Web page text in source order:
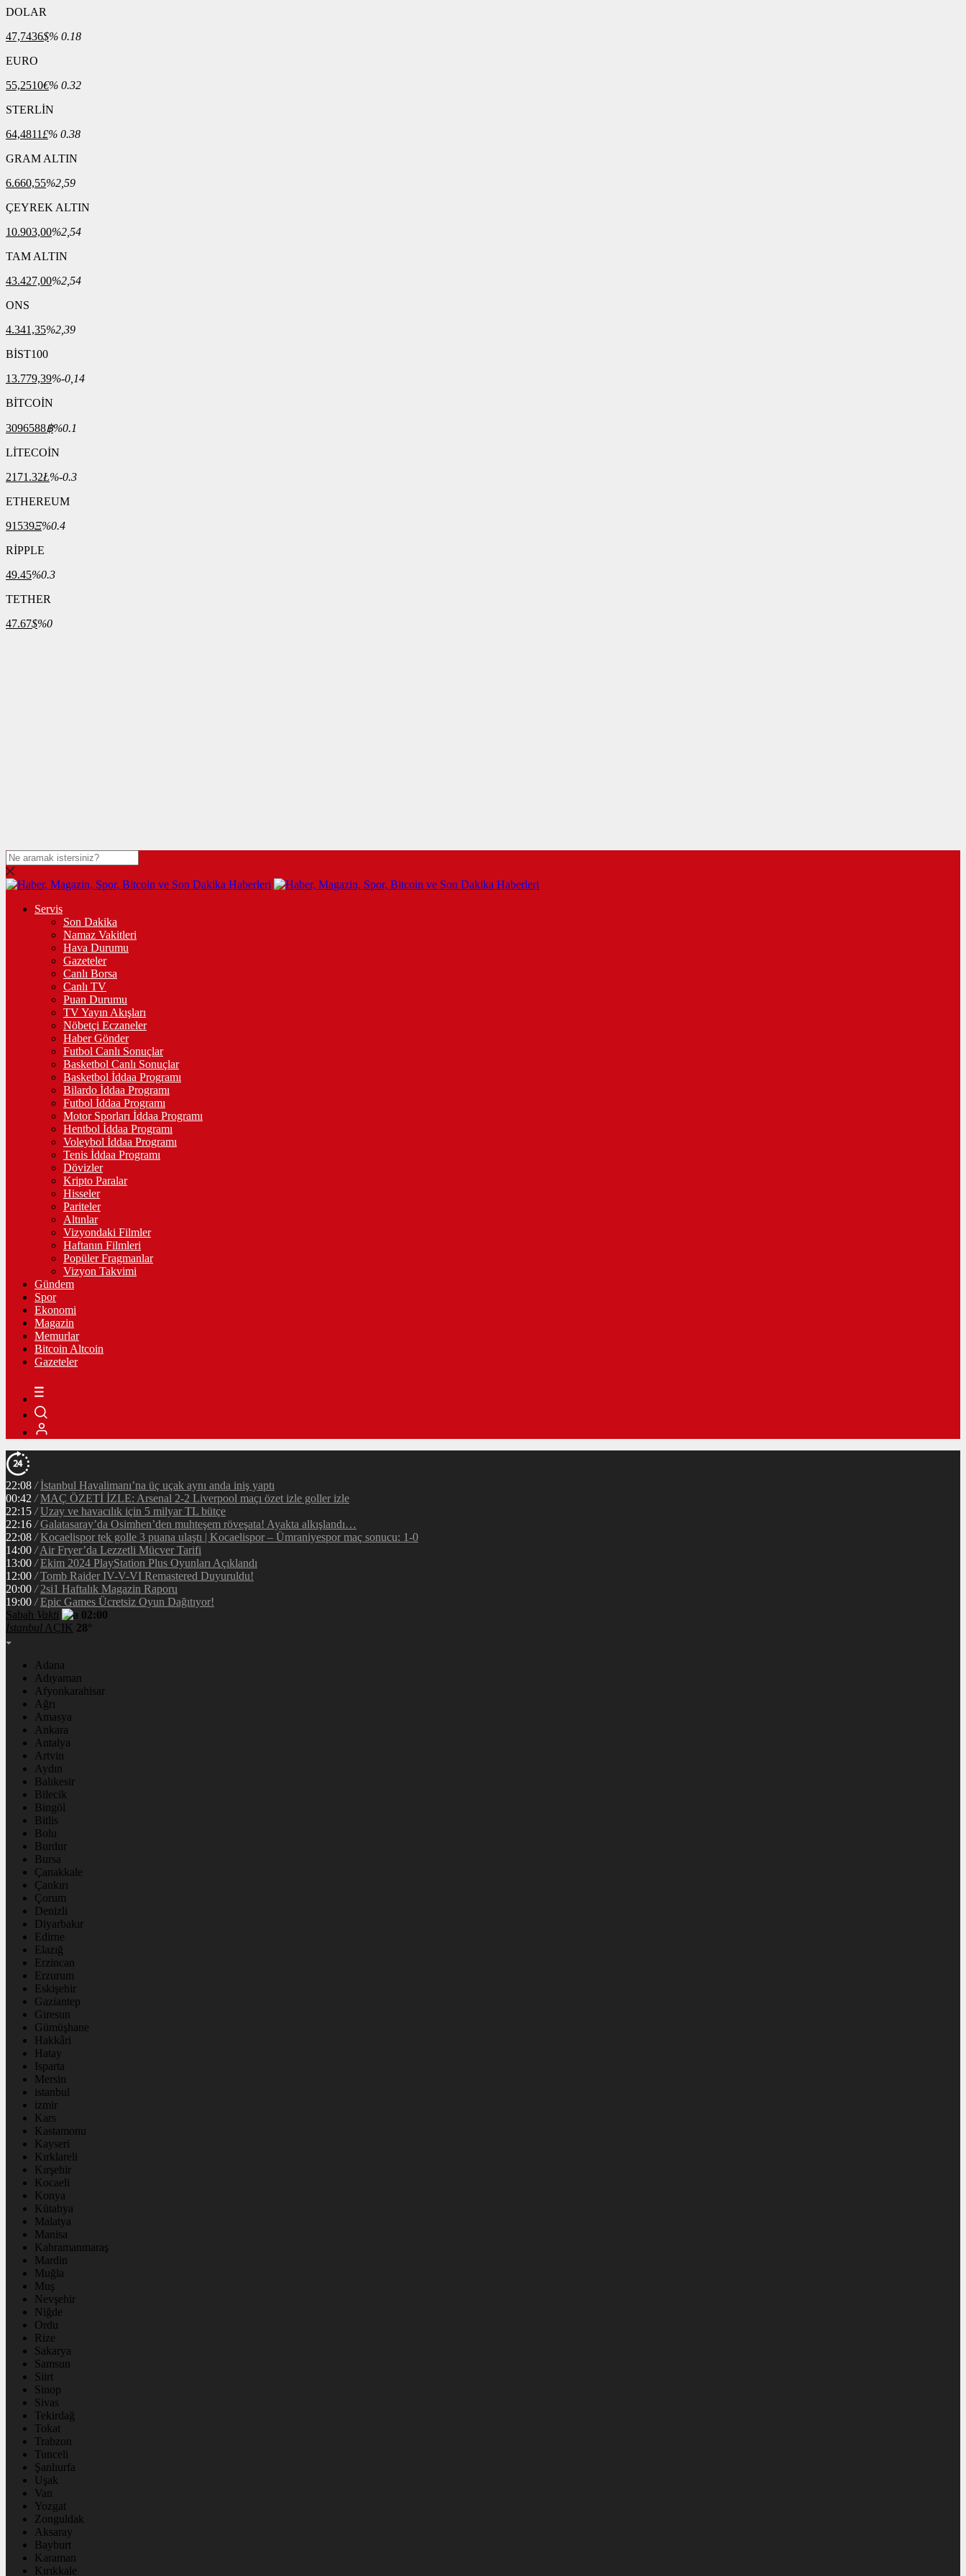
DOLAR
47,7436$% 0.18
EURO
55,2510€% 0.32
STERLİN
64,4811£% 0.38
GRAM ALTIN
6.660,55%2,59
ÇEYREK ALTIN
10.903,00%2,54
TAM ALTIN
43.427,00%2,54
ONS
4.341,35%2,39
BİST100
13.779,39%-0,14
BİTCOİN
3096588฿%0.1
LİTECOİN
2171.32Ł%-0.3
ETHEREUM
91539Ξ%0.4
RİPPLE
49.45%0.3
TETHER
47.67$%0
Servis
Son Dakika
Namaz Vakitleri
Hava Durumu
Gazeteler
Canlı Borsa
Canlı TV
Puan Durumu
TV Yayın Akışları
Nöbetçi Eczaneler
Haber Gönder
Futbol Canlı Sonuçlar
Basketbol Canlı Sonuçlar
Basketbol İddaa Programı
Bilardo İddaa Programı
Futbol İddaa Programı
Motor Sporları İddaa Programı
Hentbol İddaa Programı
Voleybol İddaa Programı
Tenis İddaa Programı
Dövizler
Kripto Paralar
Hisseler
Pariteler
Altınlar
Vizyondaki Filmler
Haftanın Filmleri
Popüler Fragmanlar
Vizyon Takvimi
Gündem
Spor
Ekonomi
Magazin
Memurlar
Bitcoin Altcoin
Gazeteler
22:08 / İstanbul Havalimanı’na üç uçak aynı anda iniş yaptı
00:42 / MAÇ ÖZETİ İZLE: Arsenal 2-2 Liverpool maçı özet izle goller izle
22:15 / Uzay ve havacılık için 5 milyar TL bütçe
22:16 / Galatasaray’da Osimhen’den muhteşem röveşata! Ayakta alkışlandı…
22:08 / Kocaelispor tek golle 3 puana ulaştı | Kocaelispor – Ümraniyespor maç sonucu: 1-0
14:00 / Air Fryer’da Lezzetli Mücver Tarifi
13:00 / Ekim 2024 PlayStation Plus Oyunları Açıklandı
12:00 / Tomb Raider IV-V-VI Remastered Duyuruldu!
20:00 / 2si1 Haftalık Magazin Raporu
19:00 / Epic Games Ücretsiz Oyun Dağıtıyor!
Sabah Vakti
02:00
İstanbul AÇIK 28°
Adana
Adıyaman
Afyonkarahisar
Ağrı
Amasya
Ankara
Antalya
Artvin
Aydın
Balıkesir
Bilecik
Bingöl
Bitlis
Bolu
Burdur
Bursa
Çanakkale
Çankırı
Çorum
Denizli
Diyarbakır
Edirne
Elazığ
Erzincan
Erzurum
Eskişehir
Gaziantep
Giresun
Gümüşhane
Hakkâri
Hatay
Isparta
Mersin
istanbul
izmir
Kars
Kastamonu
Kayseri
Kırklareli
Kırşehir
Kocaeli
Konya
Kütahya
Malatya
Manisa
Kahramanmaraş
Mardin
Muğla
Muş
Nevşehir
Niğde
Ordu
Rize
Sakarya
Samsun
Siirt
Sinop
Sivas
Tekirdağ
Tokat
Trabzon
Tunceli
Şanlıurfa
Uşak
Van
Yozgat
Zonguldak
Aksaray
Bayburt
Karaman
Kırıkkale